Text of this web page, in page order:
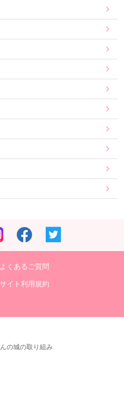
よくあるご質問
サイト利用規約
の城の取り組み